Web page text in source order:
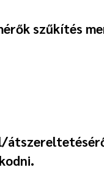
szűkítés